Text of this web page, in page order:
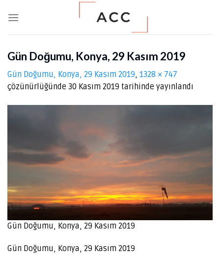
Gün Doğumu, Konya, 29 Kasım 2019
Gün Doğumu, Konya, 29 Kasım 2019, 1328 × 747
çözünürlüğünde 30 Kasım 2019 tarihinde yayınlandı
Gün Doğumu, Konya, 29 Kasım 2019
Gün Doğumu, Konya, 29 Kasım 2019